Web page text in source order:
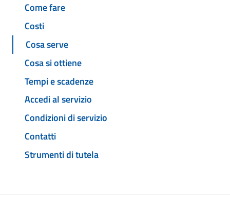
Come fare
Costi
Cosa serve
Cosa si ottiene
Tempi e scadenze
Accedi al servizio
Condizioni di servizio
Contatti
Strumenti di tutela